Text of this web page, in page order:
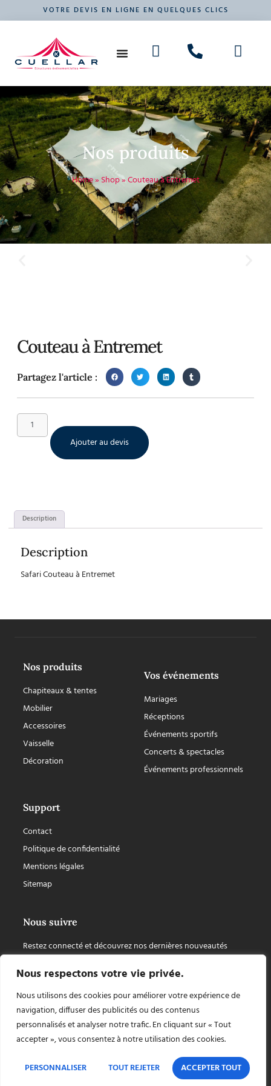
Nous respectons votre vie privée.
Nous utilisons des cookies pour améliorer votre expérience de
navigation, diffuser des publicités ou des contenus
personnalisés et analyser notre trafic. En cliquant sur « Tout
accepter », vous consentez à notre utilisation des cookies.
PERSONNALISER TOUT REJETER ACCEPTER TOUT
VOTRE DEVIS EN LIGNE EN QUELQUES CLICS
Nos produits
Home» Shop»Couteau à Entremet
Couteau à Entremet
Partagez l'article :
Ajouter au devis
Description
Description
Safari Couteau à Entremet
Nos produits
Chapiteaux & tentes
Mobilier
Accessoires
Vaisselle
Décoration
Vos événements
Mariages
Réceptions
Événements sportifs
Concerts & spectacles
Événements professionnels
Support
Contact
Politique de confidentialité
Mentions légales
Sitemap
Nous suivre
Restez connecté et découvrez nos dernières nouveautés
Copyright © 2026 Chapiteaux Cuellar, tout droit réservé, site internet créé par